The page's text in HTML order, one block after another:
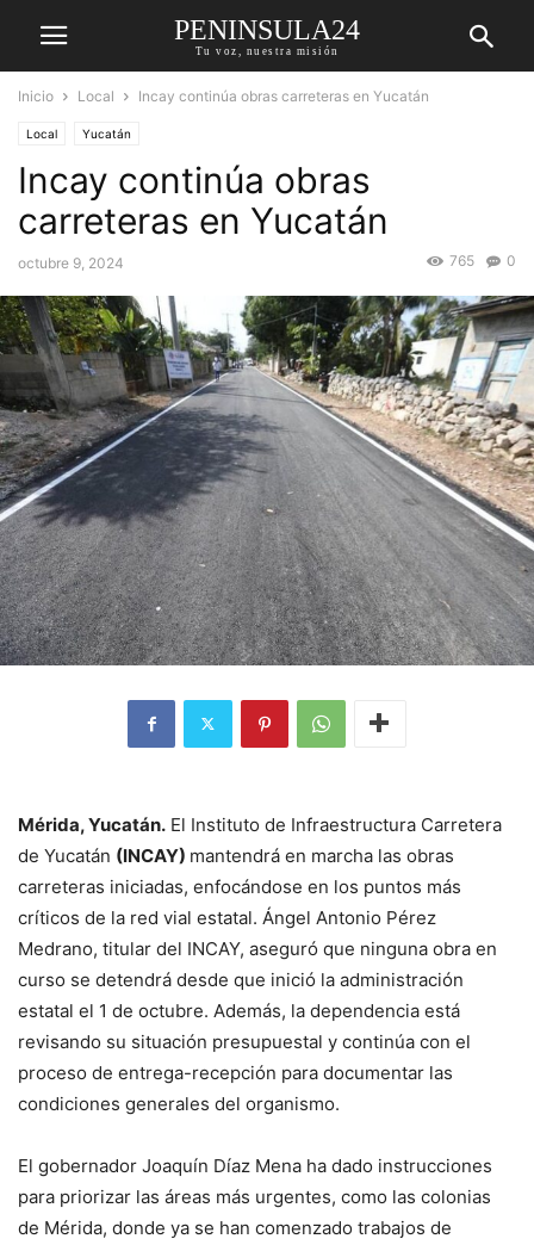
PENINSULA24
Tu voz, nuestra misión
Inicio Local Incay continúa obras carreteras en Yucatán
Local Yucatán
Incay continúa obras
carreteras en Yucatán
octubre 9, 2024 0
765
Mérida, Yucatán. El Instituto de Infraestructura Carretera
de Yucatán (INCAY) mantendrá en marcha las obras
carreteras iniciadas, enfocándose en los puntos más
críticos de la red vial estatal. Ángel Antonio Pérez
Medrano, titular del INCAY, aseguró que ninguna obra en
curso se detendrá desde que inició la administración
estatal el 1 de octubre. Además, la dependencia está
revisando su situación presupuestal y continúa con el
proceso de entrega-recepción para documentar las
condiciones generales del organismo.
El gobernador Joaquín Díaz Mena ha dado instrucciones
para priorizar las áreas más urgentes, como las colonias
de Mérida, donde ya se han comenzado trabajos de